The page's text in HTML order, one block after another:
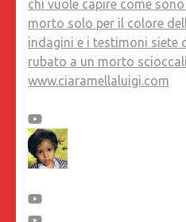
chi vuole capire come
morto solo per il colore
indagini e i testimoni siete
rubato a un morto scioccali
www.ciaramellaluigi.com